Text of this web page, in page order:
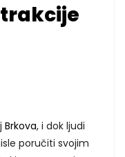
Brkova, i dok ljudi
poručiti svojim